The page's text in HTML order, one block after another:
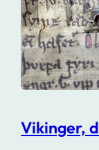
Vikinger,